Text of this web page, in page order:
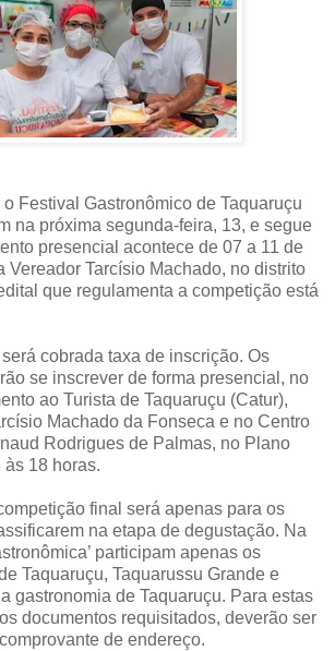
Festival Gastronômico de Taquaruçu
na próxima segunda-feira, 13, e segue
presencial acontece de 07 a 11 de
Vereador Tarcísio Machado, no distrito
que regulamenta a competição está
cobrada taxa de inscrição. Os
se inscrever de forma presencial, no
ao Turista de Taquaruçu (Catur),
Machado da Fonseca e no Centro
Rodrigues de Palmas, no Plano
às 18 horas.
final será apenas para os
na etapa de degustação. Na
participam apenas os
Taquaruçu, Taquarussu Grande e
gastronomia de Taquaruçu. Para estas
documentos requisitados, deverão ser
de endereço.